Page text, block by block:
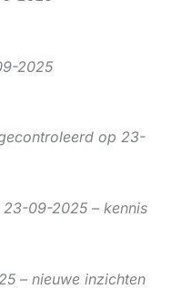
2025
op 23-
09-2025 – kennis
– nieuwe inzichten